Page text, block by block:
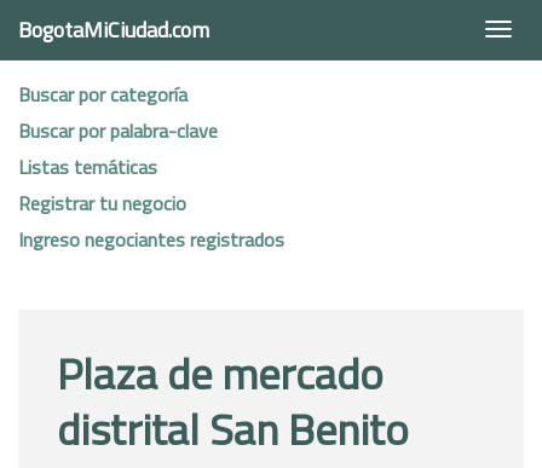
BogotaMiCiudad.com
Buscar por categoría
Buscar por palabra-clave
Listas temáticas
Registrar tu negocio
Ingreso negociantes registrados
Plaza de mercado
distrital San Benito